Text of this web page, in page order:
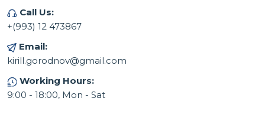
Call Us:
+(993) 12 473867
Email:
kirill.gorodnov@gmail.com
Working Hours:
9:00 - 18:00, Mon - Sat